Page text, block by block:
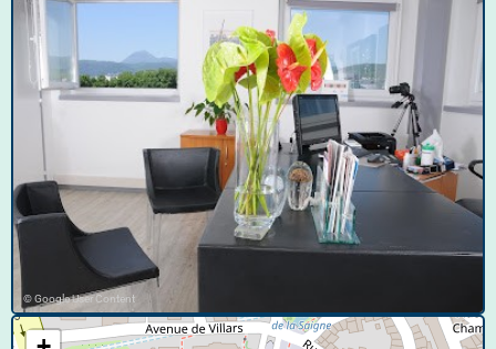
© Google User Content